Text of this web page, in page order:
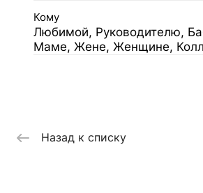
Кому
Любимой, Руководителю,
Маме, Жене, Женщине,
Назад к списку